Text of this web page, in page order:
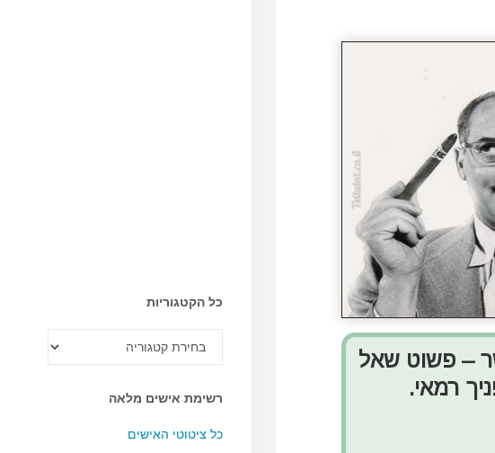
– פשוט שאל
רמאי.
כל הקטגוריות
הקטגוריות
רשימת אישים מלאה
כל ציטוטי האישים